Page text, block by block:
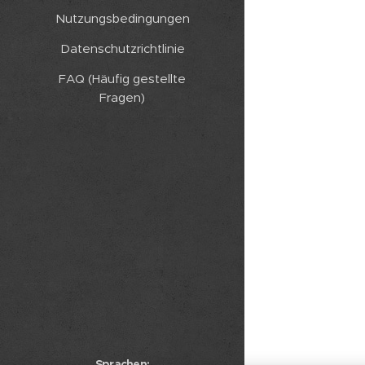
Nutzungsbedingungen
Datenschutzrichtlinie
FAQ (Häufig gestellte
Fragen)